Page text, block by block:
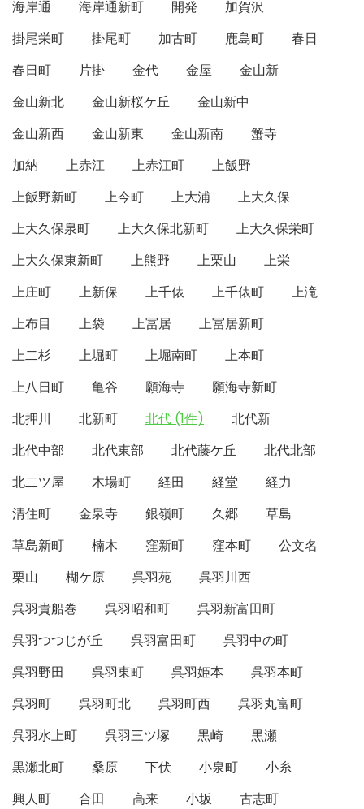
海岸通 海岸通新町 開発
加賀沢
掛尾栄町
掛尾町 加古町 鹿島町
春日
春日町
片掛 金代 金屋
金山新
金山新北
金山新桜ケ丘
金山新中
金山新西
金山新東 金山新南
蟹寺
加納
上赤江 上赤江町
上飯野
上飯野新町
上今町 上大浦
上大久保
上大久保泉町
上大久保北新町
上大久保栄町
上大久保東新町
上熊野 上栗山
上栄
上庄町
上新保 上千俵 上千俵町
上滝
上布目
上袋 上冨居
上冨居新町
上二杉
上堀町 上堀南町
上本町
上八日町
亀谷 願海寺
願海寺新町
北押川
北新町 北代 (1件)
北代新
北代中部
北代東部 北代藤ケ丘
北代北部
北二ツ屋
木場町 経田 経堂
経力
清住町
金泉寺 銀嶺町 久郷
草島
草島新町
楠木 窪新町 窪本町
公文名
栗山
楜ケ原 呉羽苑
呉羽川西
呉羽貴船巻
呉羽昭和町
呉羽新富田町
呉羽つつじが丘
呉羽富田町
呉羽中の町
呉羽野田
呉羽東町 呉羽姫本
呉羽本町
呉羽町
呉羽町北 呉羽町西
呉羽丸富町
呉羽水上町
呉羽三ツ塚 黒崎
黒瀬
黒瀬北町
桑原 下伏 小泉町
小糸
興人町
合田 高来 小坂
古志町